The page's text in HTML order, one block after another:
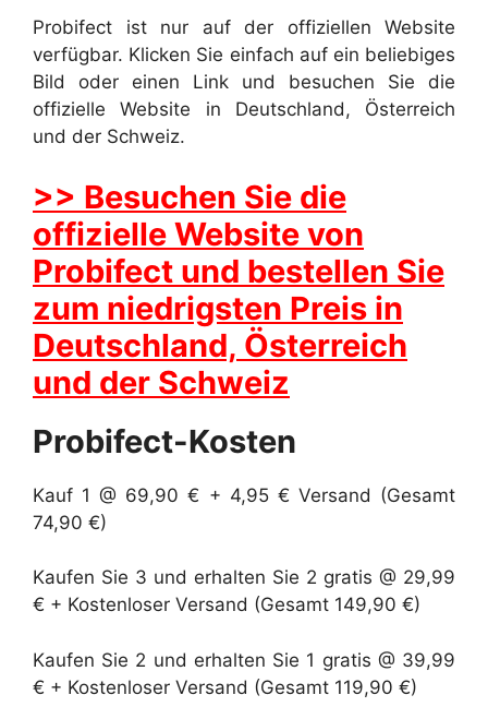
Probifect ist nur auf der offiziellen Website
verfügbar. Klicken Sie einfach auf ein beliebiges
Bild oder einen Link und besuchen Sie die
offizielle Website in Deutschland, Österreich
und der Schweiz.
>> Besuchen Sie die
offizielle Website von
Probifect und bestellen Sie
zum niedrigsten Preis in
Deutschland, Österreich
und der Schweiz
Probifect-Kosten
Kauf 1 @ 69,90 € + 4,95 € Versand (Gesamt
74,90 €)
Kaufen Sie 3 und erhalten Sie 2 gratis @ 29,99
€ + Kostenloser Versand (Gesamt 149,90 €)
Kaufen Sie 2 und erhalten Sie 1 gratis @ 39,99
€ + Kostenloser Versand (Gesamt 119,90 €)